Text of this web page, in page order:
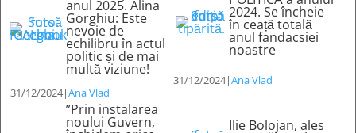
anul 2025. Alina
Gorghiu: Este
nevoie de
echilibru în actul
politic și de mai
multă viziune!
31/12/2024|Ana Vlad
2024. Se încheie
în ceață totală
anul fandacsiei
noastre
31/12/2024|Ana Vlad
”Prin instalarea
noului Guvern, Ilie Bolojan, ales